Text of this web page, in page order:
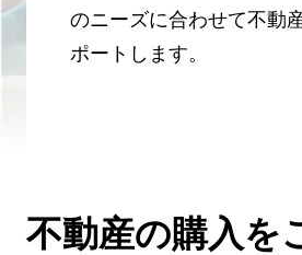
のニーズに合わせて不動
ポートします。
不動産の購入を